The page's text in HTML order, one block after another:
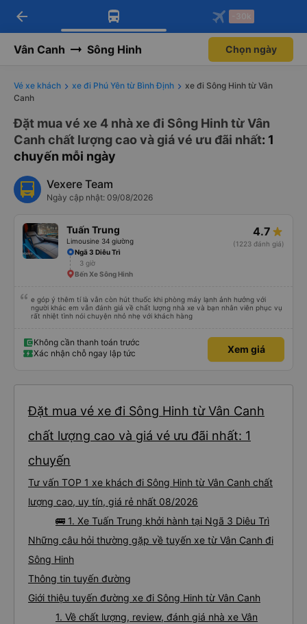
Tải app Vexere ngay!
Nhận ưu đãi thành viên độc
Mở app
Tải app Vexere
-30k/ghế khi đặt vé máy bay qua
Mở app
arrow_back -30k
Vân Canh Sông Hinh Chọn ngày
Vé xe khách xe đi Phú Yên từ Bình Định
xe đi Sông Hinh từ Vân
Canh
Đặt mua vé xe 4 nhà xe đi Sông Hinh từ Vân
Canh chất lượng cao và giá vé ưu đãi nhất: 1
chuyến mỗi ngày
Vexere Team
Ngày cập nhật: 09/08/2026
Tuấn Trung
Limousine 34 giường
4.7
(1223 đánh giá)
Ngã 3 Diêu Trì
3 giờ
Bến Xe Sông Hinh
e góp ý thêm tí là vẫn còn hút thuốc khi phòng máy lạnh ảnh hưởng với
người khác em vẫn đánh giá về chất lượng nhà xe và bạn nhân viên phục vụ
rất nhiệt tình nói chuyện nhỏ nhẹ với khách hàng
Không cần thanh toán trước
Xác nhận chỗ ngay lập tức
Xem giá
Đặt mua vé xe đi Sông Hinh từ Vân Canh
chất lượng cao và giá vé ưu đãi nhất: 1
chuyến
Tư vấn TOP 1 xe khách đi Sông Hinh từ Vân Canh chất
lượng cao, uy tín, giá rẻ nhất 08/2026
🚌 1. Xe Tuấn Trung khởi hành tại Ngã 3 Diêu Trì
Những câu hỏi thường gặp về tuyến xe từ Vân Canh đi
Sông Hinh
Thông tin tuyến đường
Giới thiệu tuyến đường xe đi Sông Hinh từ Vân Canh
1. Về chất lượng, review, đánh giá nhà xe Vân